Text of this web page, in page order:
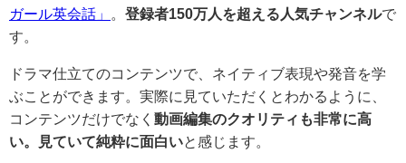
ガール英会話」
。 登録者150万人を超える人気チャンネルで
す。
ドラマ仕立てのコンテンツで、ネイティブ表現や発音を学
ぶことができます。実際に見ていただくとわかるように、
コンテンツだけでなく 動画編集のクオリティも非常に高
い。見ていて純粋に面白いと感じます。